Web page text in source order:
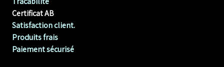
Certificat AB
Satisfaction client.
Produits frais
Paiement sécurisé